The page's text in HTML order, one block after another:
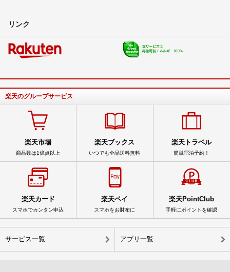
リンク
楽天のグループサービス
楽天市場
商品数は1億点以上
楽天ブックス
いつでも全品送料無料
楽天トラベル
簡単宿泊予約！
楽天カード
スマホでカンタン申込
楽天ペイ
スマホをお財布に
楽天PointClub
手軽にポイントを確認
サービス一覧 アプリ一覧